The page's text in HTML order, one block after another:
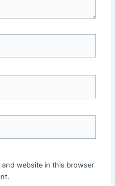
and website in this browser